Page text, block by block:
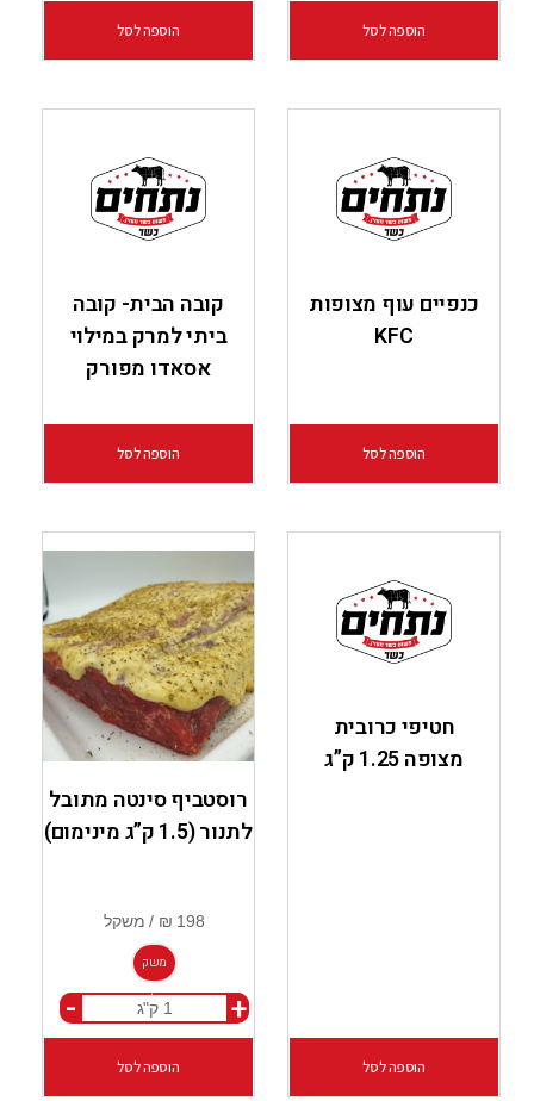
הוספה לסל הוספה לסל
כנפיים עוף מצופות
KFC
הוספה לסל
קובה הבית- קובה
ביתי למרק במילוי
אסאדו מפורק
הוספה לסל
חטיפי כרובית
מצופה 1.25 ק”ג
הוספה לסל
רוסטביף סינטה מתובל
לתנור (1.5 ק”ג מינימום)
משק
ל +
-
הוספה לסל